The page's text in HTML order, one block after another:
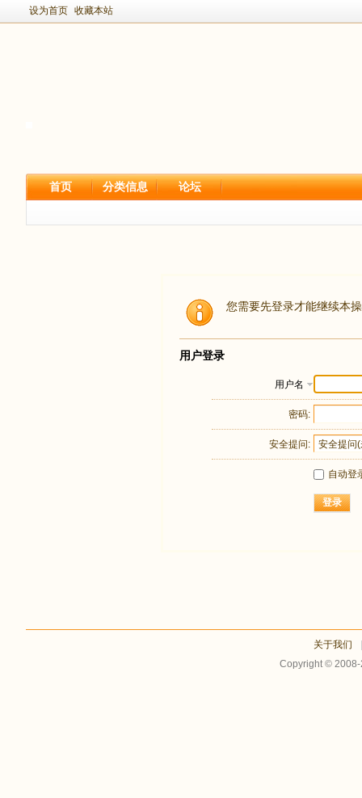
设为首页 收藏本站
首页 分类信息 论坛
您需要先登录才能继续本
用户登录
用户名
密码:
安全提问:
自动登
登录
关于我们
Copyright ©